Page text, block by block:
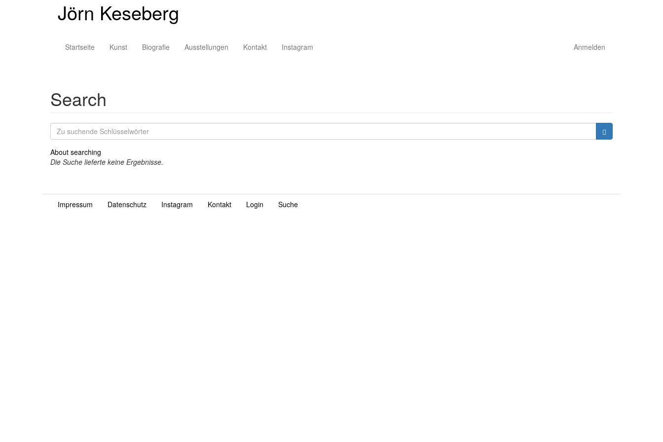
Jörn Keseberg
User Anmelden
Main
Startseite Kunst Biografie Ausstellungen Kontakt Instagram
Search
Zu
suchende
Schlüsselwörter
Search
About searching
Die Suche lieferte keine Ergebnisse.
Fußzeile
Impressum Datenschutz Instagram Kontakt Login Suche